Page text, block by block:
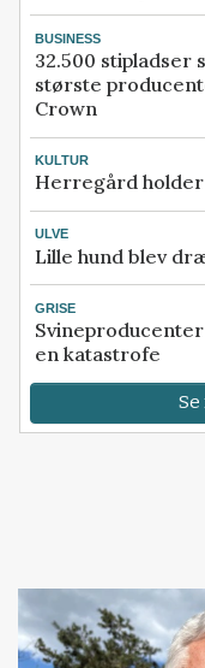
BUSINESS
32.500 stipladser
største
Crown
KULTUR
Herregård
ULVE
Lille hund blev
GRISE
en katastrofe